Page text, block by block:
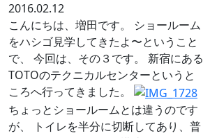
2016.02.12
こんにちは、増田です。 ショールーム
をハシゴ見学してきたよ〜ということ
で、 今回は、その３です。 新宿にある
TOTOのテクニカルセンターというと
ころへ行ってきました。
ちょっとショールームとは違うのです
が、 トイレを半分に切断してあり、普